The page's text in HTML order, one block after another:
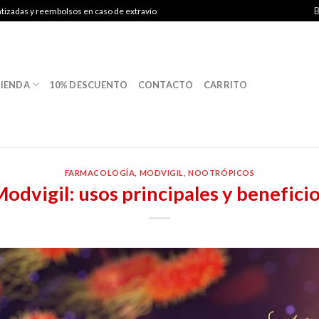
y reembolsos en caso de extravío
10% DESCUENTO CONTACTO CARRITO
FARMACOLOGÍA MODVIGIL ,NOOTRÓPICOS
usos principales y